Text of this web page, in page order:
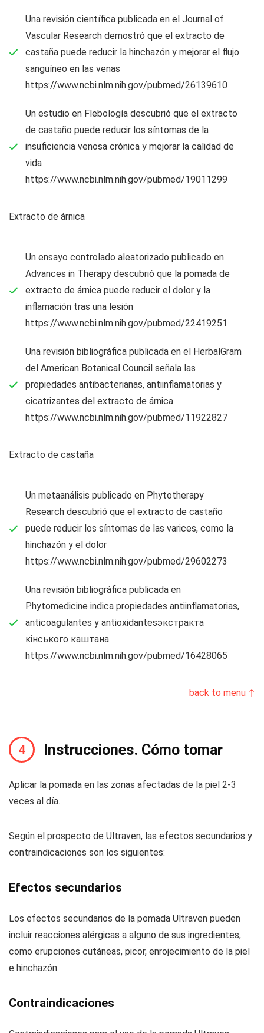
Una revisión científica publicada en el Journal of
Vascular Research demostró que el extracto de
castaña puede reducir la hinchazón y mejorar el flujo
sanguíneo en las venas
https://www.ncbi.nlm.nih.gov/pubmed/26139610
Un estudio en Flebología descubrió que el extracto
de castaño puede reducir los síntomas de la
insuficiencia venosa crónica y mejorar la calidad de
vida
https://www.ncbi.nlm.nih.gov/pubmed/19011299
Extracto de árnica
Un ensayo controlado aleatorizado publicado en
Advances in Therapy descubrió que la pomada de
extracto de árnica puede reducir el dolor y la
inflamación tras una lesión
https://www.ncbi.nlm.nih.gov/pubmed/22419251
Una revisión bibliográfica publicada en el HerbalGram
del American Botanical Council señala las
propiedades antibacterianas, antiinflamatorias y
cicatrizantes del extracto de árnica
https://www.ncbi.nlm.nih.gov/pubmed/11922827
Extracto de castaña
Un metaanálisis publicado en Phytotherapy
Research descubrió que el extracto de castaño
puede reducir los síntomas de las varices, como la
hinchazón y el dolor
https://www.ncbi.nlm.nih.gov/pubmed/29602273
Una revisión bibliográfica publicada en
Phytomedicine indica propiedades antiinflamatorias,
anticoagulantes y antioxidantesэкстракта
кінського каштана
https://www.ncbi.nlm.nih.gov/pubmed/16428065
back to menu ↑
Instrucciones. Cómo tomar
Aplicar la pomada en las zonas afectadas de la piel 2-3
veces al día.
Según el prospecto de Ultraven, las efectos secundarios y
contraindicaciones son los siguientes:
Efectos secundarios
Los efectos secundarios de la pomada Ultraven pueden
incluir reacciones alérgicas a alguno de sus ingredientes,
como erupciones cutáneas, picor, enrojecimiento de la piel
e hinchazón.
Contraindicaciones